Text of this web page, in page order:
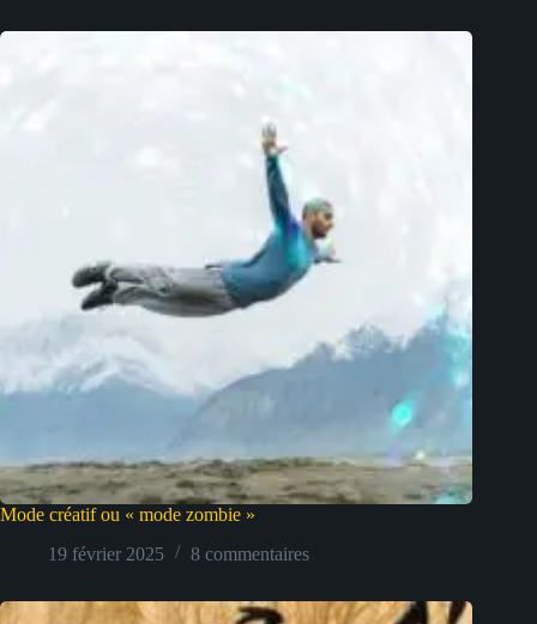
Mode créatif ou « mode zombie »
19 février 2025
8 commentaires